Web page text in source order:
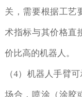
关，需要根据工艺
术指标与其价格直
价比高的机器人。
（4）机器人手臂
场合，喷涂（涂胶